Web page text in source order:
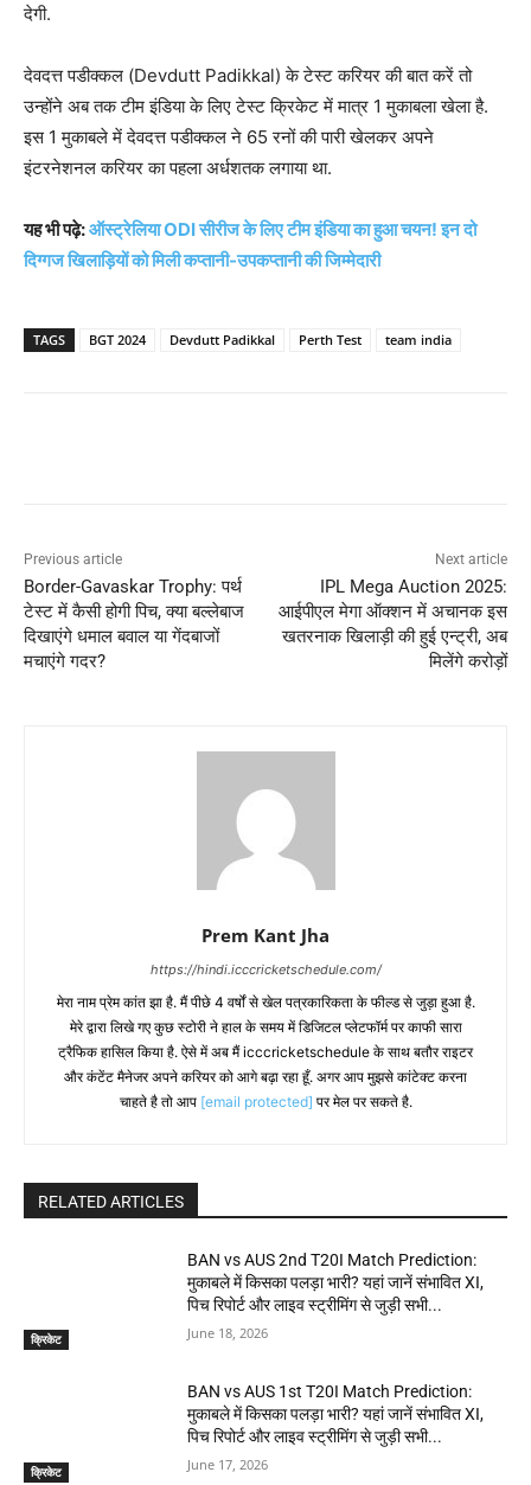
देगी.
देवदत्त पडीक्कल (Devdutt Padikkal) के टेस्ट करियर की बात करें तो
उन्होंने अब तक टीम इंडिया के लिए टेस्ट क्रिकेट में मात्र 1 मुकाबला खेला है.
इस 1 मुकाबले में देवदत्त पडीक्कल ने 65 रनों की पारी खेलकर अपने
इंटरनेशनल करियर का पहला अर्धशतक लगाया था.
यह भी पढ़े:ऑस्ट्रेलिया ODI सीरीज के लिए टीम इंडिया का हुआ चयन! इन दो
दिग्गज खिलाड़ियों को मिली कप्तानी-उपकप्तानी की जिम्मेदारी
TAGS BGT 2024 Devdutt Padikkal Perth Test team india
Previous article
Border-Gavaskar Trophy: पर्थ
टेस्ट में कैसी होगी पिच, क्या बल्लेबाज
दिखाएंगे धमाल बवाल या गेंदबाजों
मचाएंगे गदर?
Next article
IPL Mega Auction 2025:
आईपीएल मेगा ऑक्शन में अचानक इस
खतरनाक खिलाड़ी की हुई एन्ट्री, अब
मिलेंगे करोड़ों
Prem Kant Jha
https://hindi.icccricketschedule.com/
मेरा नाम प्रेम कांत झा है. मैं पीछे 4 वर्षों से खेल पत्रकारिकता के फील्ड से जुड़ा हुआ है.
मेरे द्वारा लिखे गए कुछ स्टोरी ने हाल के समय में डिजिटल प्लेटफॉर्म पर काफी सारा
ट्रैफिक हासिल किया है. ऐसे में अब मैं icccricketschedule के साथ बतौर राइटर
और कंटेंट मैनेजर अपने करियर को आगे बढ़ा रहा हूँ. अगर आप मुझसे कांटेक्ट करना
चाहते है तो आप [email protected] पर मेल पर सकते है.
RELATED ARTICLES
क्रिकेट
BAN vs AUS 2nd T20I Match Prediction:
मुकाबले में किसका पलड़ा भारी? यहां जानें संभावित XI,
पिच रिपोर्ट और लाइव स्ट्रीमिंग से जुड़ी सभी...
June 18, 2026
क्रिकेट
BAN vs AUS 1st T20I Match Prediction:
मुकाबले में किसका पलड़ा भारी? यहां जानें संभावित XI,
पिच रिपोर्ट और लाइव स्ट्रीमिंग से जुड़ी सभी...
June 17, 2026